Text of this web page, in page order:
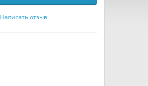
Написать отзыв